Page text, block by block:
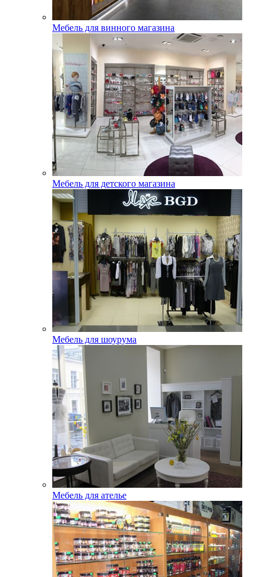
Мебель для винного магазина
Мебель для детского магазина
Мебель для шоурума
Мебель для ателье